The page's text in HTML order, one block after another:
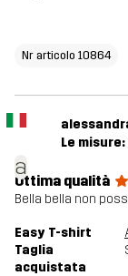
Nr articolo 10864
a
Le misure:
Ottima qualità
Bella bella non
Easy T-shirt
Taglia
acquistata